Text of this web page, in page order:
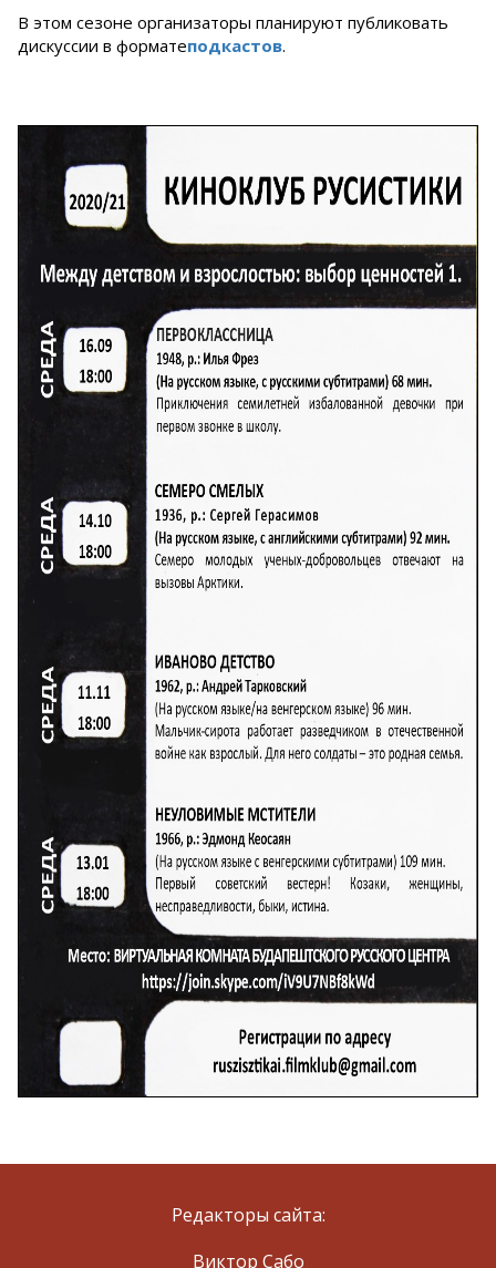
В этом сезоне организаторы планируют публиковать
дискуссии в форматеподкастов.
Редакторы сайта:
Виктор Сабо